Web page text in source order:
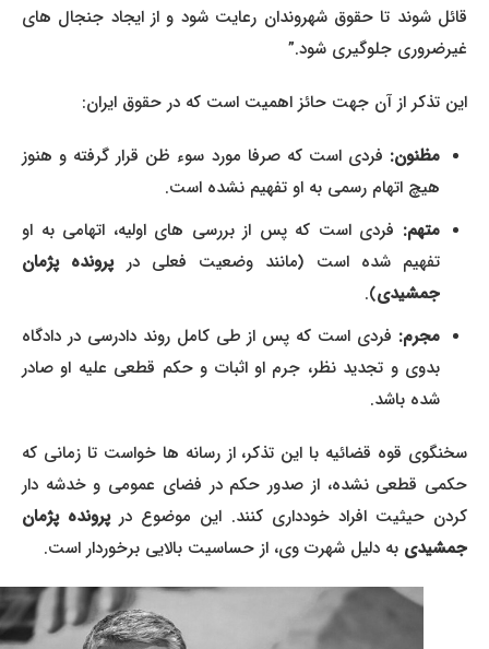
قائل شوند تا حقوق شهروندان رعایت شود و از ایجاد جنجال های
غیرضروری جلوگیری شود.”
این تذکر از آن جهت حائز اهمیت است که در حقوق ایران:
مظنون:فردی است که صرفا مورد سوء ظن قرار گرفته و هنوز
هیچ اتهام رسمی به او تفهیم نشده است.
متهم:فردی است که پس از بررسی های اولیه، اتهامی به او
تفهیم شده است (مانند وضعیت فعلی درپرونده پژمان
جمشیدی).
مجرم:فردی است که پس از طی کامل روند دادرسی در دادگاه
بدوی و تجدید نظر، جرم او اثبات و حکم قطعی علیه او صادر
شده باشد.
سخنگوی قوه قضائیه با این تذکر، از رسانه ها خواست تا زمانی که
حکمی قطعی نشده، از صدور حکم در فضای عمومی و خدشه دار
کردن حیثیت افراد خودداری کنند. این موضوع در پرونده پژمان
جمشیدیبه دلیل شهرت وی، از حساسیت بالایی برخوردار است.